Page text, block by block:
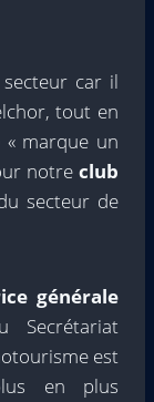
car il
tout en
« marque un
notre club
secteur de
générale
Secrétariat
est
en plus